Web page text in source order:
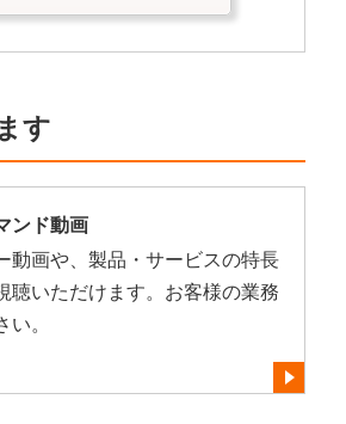
す
ンド動画
動画や、製品・サービスの特長
聴いただけます。お客様の業務
。